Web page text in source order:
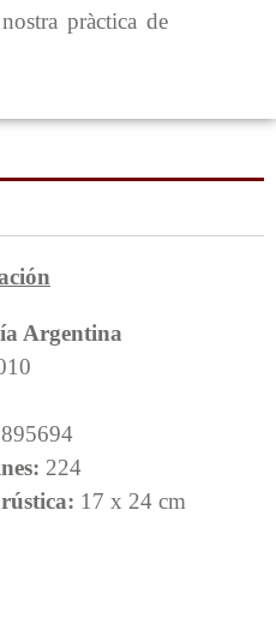
pràctica de
Argentina
224
17 x 24 cm